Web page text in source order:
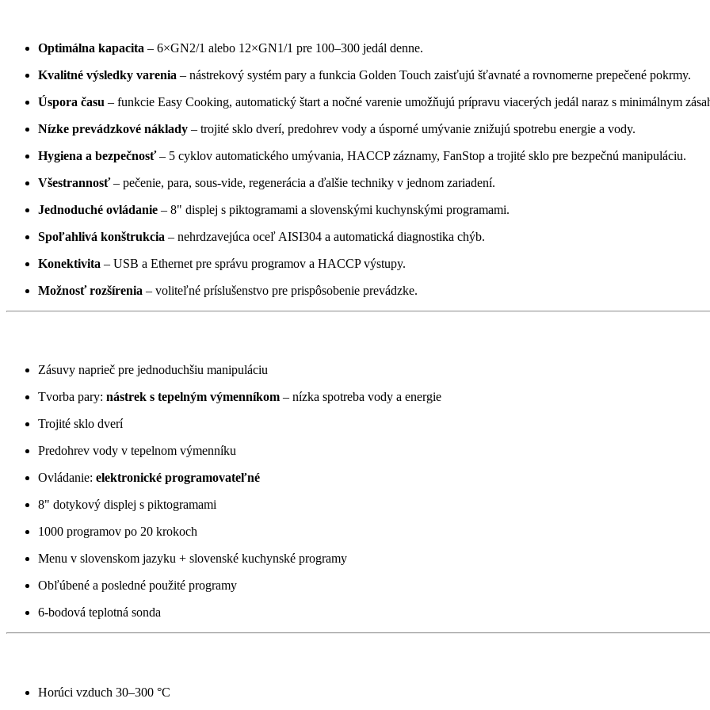
Optimálna kapacita – 6×GN2/1 alebo 12×GN1/1 pre 100–300 jedál denne.
Kvalitné výsledky varenia – nástrekový systém pary a funkcia Golden Touch zaisťujú šťavnaté a rovnomerne prepečené pokrmy.
Úspora času – funkcie Easy Cooking, automatický štart a nočné varenie umožňujú prípravu viacerých jedál naraz s minimálnym
Nízke prevádzkové náklady – trojité sklo dverí, predohrev vody a úsporné umývanie znižujú spotrebu energie a vody.
Hygiena a bezpečnosť– 5 cyklov automatického umývania, HACCP záznamy, FanStop a trojité sklo pre bezpečnú manipuláciu.
Všestrannosť– pečenie, para, sous-vide, regenerácia a ďalšie techniky v jednom zariadení.
Jednoduché ovládanie – 8" displej s piktogramami a slovenskými kuchynskými programami.
Spoľahlivá konštrukcia – nehrdzavejúca oceľ AISI304 a automatická diagnostika chýb.
Konektivita – USB a Ethernet pre správu programov a HACCP výstupy.
Možnosť rozšírenia – voliteľné príslušenstvo pre prispôsobenie prevádzke.
Zásuvy naprieč pre jednoduchšiu manipuláciu
Tvorba pary: nástrek s tepelným výmenníkom – nízka spotreba vody a energie
Trojité sklo dverí
Predohrev vody v tepelnom výmenníku
Ovládanie: elektronické programovateľné
8" dotykový displej s piktogramami
1000 programov po 20 krokoch
Menu v slovenskom jazyku + slovenské kuchynské programy
Obľúbené a posledné použité programy
6-bodová teplotná sonda
Horúci vzduch 30–300 °C